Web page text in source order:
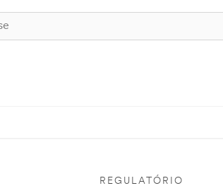
REGULATÓRIO